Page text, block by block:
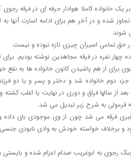
کاملا هوادار حرفه ای در فرقه رجوی
شده و در آخر هم برای ادامه اسارت آنها
شوند.
تمامی اسیران چیزی تازه نبوده و نیست.
نفره در فرقه مجاهدین نوشته بودیم. برای
از هم پاشیدن کانون خانواده ها به نفع
دوم خانواده شد و دختر و پسر و یا دو
بعد از سالها فراق و دوری در نهایت یا اغلب
فرمولی به شرح زیر تبدیل می شد.
فرقه می شد چون از وی موجودی بای
برخلاف خواسته خودش به وادی نابودی
رجوی به ابوغریب صدام اعزام شده و بایستی